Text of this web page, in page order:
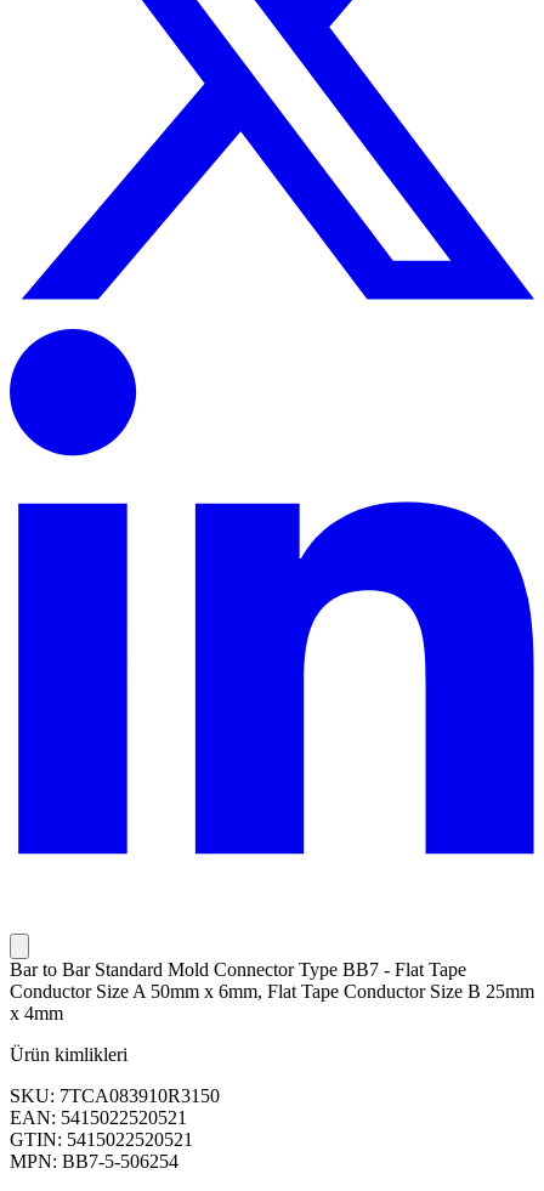
Bar to Bar Standard Mold Connector Type BB7 - Flat Tape
Conductor Size A 50mm x 6mm, Flat Tape Conductor Size B 25mm
x 4mm
Ürün kimlikleri
SKU: 7TCA083910R3150
EAN: 5415022520521
GTIN: 5415022520521
MPN: BB7-5-506254